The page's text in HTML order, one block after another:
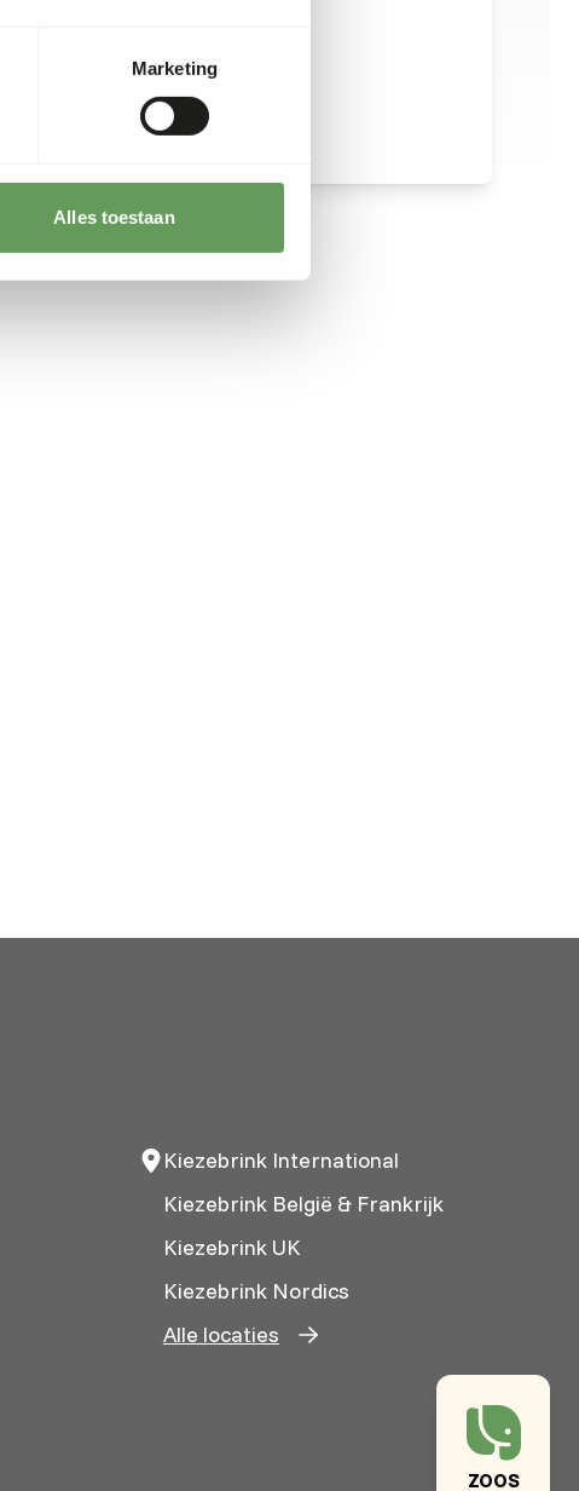
Marketing
Alles toestaan
ZOOS
Kiezebrink International
Kiezebrink België & Frankrijk
Kiezebrink UK
Kiezebrink Nordics
Alle locaties